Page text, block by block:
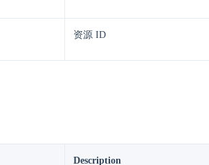
资源 ID
Description